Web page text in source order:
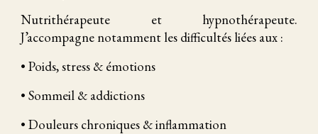
Nutrithérapeute et hypnothérapeute.
J’accompagne notamment les difficultés liées aux :
• Poids, stress & émotions
• Sommeil & addictions
• Douleurs chroniques & inflammation